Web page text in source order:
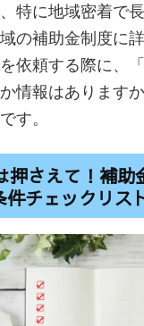
特に地域密着で
の補助金制度に
依頼する際に、
情報はあります
す。
押さえて！補助
件チェックリス